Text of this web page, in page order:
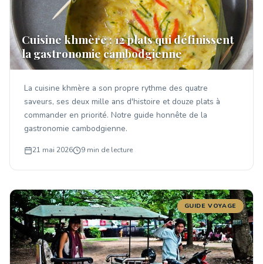
Cuisine khmère : 12 plats qui définissent
la gastronomie cambodgienne
La cuisine khmère a son propre rythme des quatre
saveurs, ses deux mille ans d'histoire et douze plats à
commander en priorité. Notre guide honnête de la
gastronomie cambodgienne.
21 mai 2026 9 min de lecture
GUIDE VOYAGE